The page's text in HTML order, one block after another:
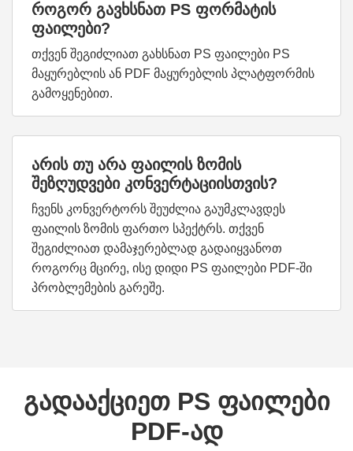
როგორ გავხსნათ PS ფორმატის
ფაილები?
თქვენ შეგიძლიათ გახსნათ PS ფაილები PS
მაყურებლის ან PDF მაყურებლის პლატფორმის
გამოყენებით.
არის თუ არა ფაილის ზომის
შეზღუდვები კონვერტაციისთვის?
ჩვენს კონვერტორს შეუძლია გაუმკლავდეს
ფაილის ზომის ფართო სპექტრს. თქვენ
შეგიძლიათ დამაჯერებლად გადაიყვანოთ
როგორც მცირე, ისე დიდი PS ფაილები PDF-ში
პრობლემების გარეშე.
გადააქციეთ PS ფაილები
PDF-ად